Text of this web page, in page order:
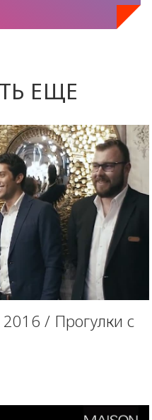
ЕЩЕ
/ Прогулки с